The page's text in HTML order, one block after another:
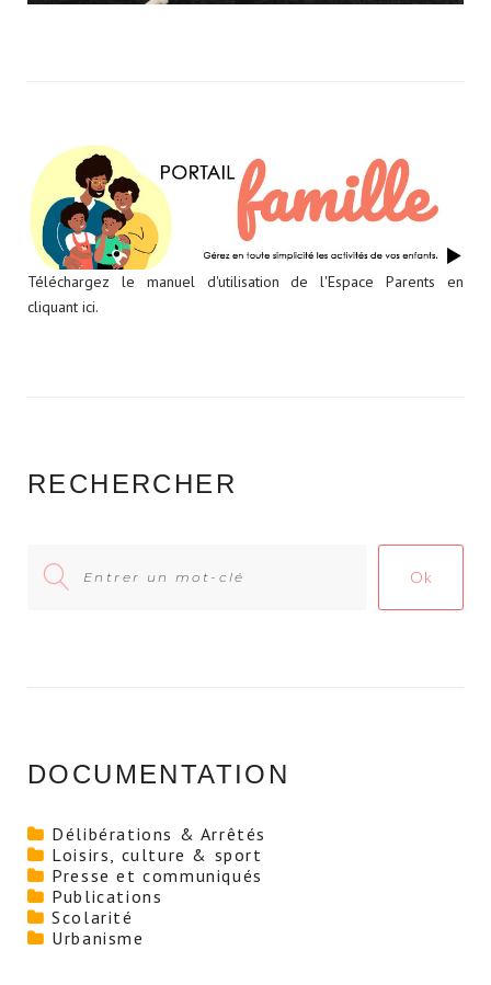
Téléchargez le manuel d'utilisation de l'Espace Parents en
cliquant ici.
RECHERCHER
for:
Ok
DOCUMENTATION
Délibérations & Arrêtés
Loisirs, culture & sport
Presse et communiqués
Publications
Scolarité
Urbanisme